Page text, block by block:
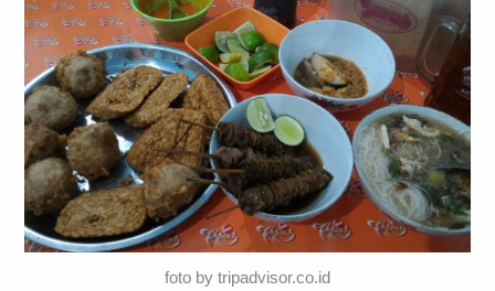
foto by tripadvisor.co.id